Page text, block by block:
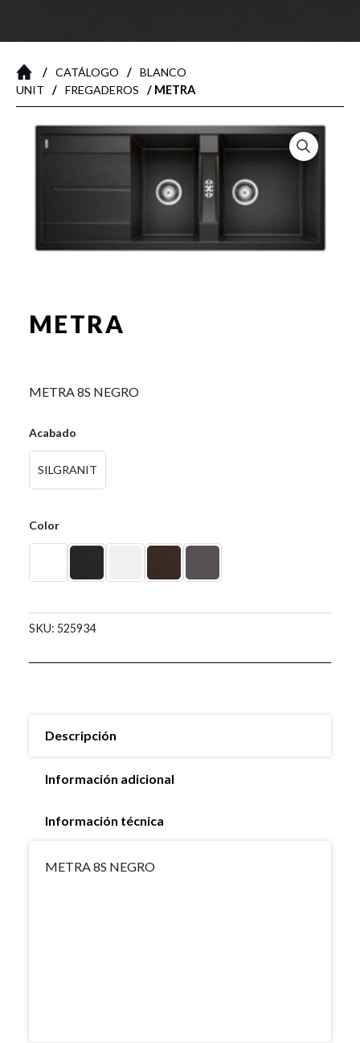
/ CATÁLOGO / BLANCO
UNIT
/ FREGADEROS / METRA
METRA
METRA 8S NEGRO
Acabado
SILGRANIT
Color
SKU: 525934
Descripción
Información adicional
Información técnica
METRA 8S NEGRO